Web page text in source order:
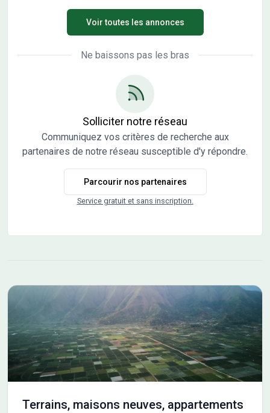
bâtir d'environ 570 m², plat et entièrement clôturé. Terrain
non viabilisé (réseaux à proximité). Projet de maison plain-
pied d'environ 60 m² habitables, comprenant : 2 chambres
1 salle de bains Séjour avec cuisine ouverte Garage accolé
&#128222; Étude gratuite de votre projet &#128197;
Voir toutes les annonces
Ne baissons pas les bras
Solliciter notre réseau
Communiquez vos critères de recherche aux
partenaires de notre réseau susceptible d'y répondre.
Parcourir nos partenaires
Service gratuit et sans inscription.
Terrains, maisons neuves, appartements